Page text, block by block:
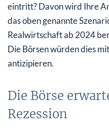
eintritt? Davon wird Ihre
das oben genannte
Realwirtschaft ab 2024
Die Börsen würden dies
antizipieren.
Die Börse
Rezession